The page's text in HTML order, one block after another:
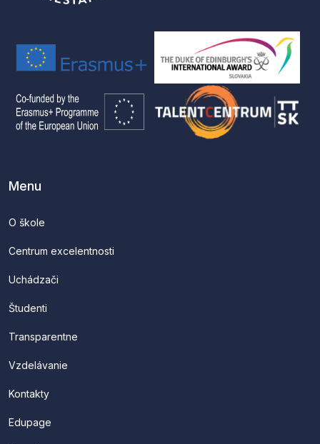
Menu
O škole
Centrum excelentnosti
Uchádzači
Študenti
Transparentne
Vzdelávanie
Kontakty
Edupage